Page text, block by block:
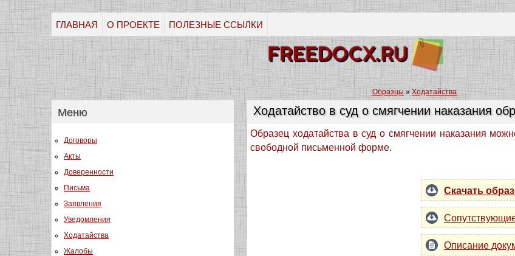
ГЛАВНАЯ О ПРОЕКТЕ ПОЛЕЗНЫЕ ССЫЛКИ
Образцы »Ходатайства
Ходатайство в суд о смягчении наказания
Образец ходатайства в суд о смягчении наказания
свободной письменной форме.
Скачать
Описание
Меню
Договоры
Акты
Доверенности
Письма
Заявления
Уведомления
Ходатайства
Жалобы